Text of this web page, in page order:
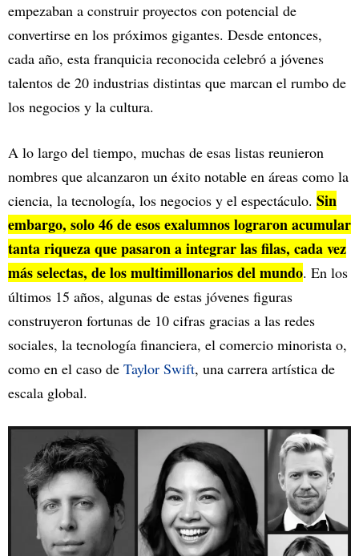
empezaban a construir proyectos con potencial de
convertirse en los próximos gigantes. Desde entonces,
cada año, esta franquicia reconocida celebró a jóvenes
talentos de 20 industrias distintas que marcan el rumbo de
los negocios y la cultura.
A lo largo del tiempo, muchas de esas listas reunieron
nombres que alcanzaron un éxito notable en áreas como la
ciencia, la tecnología, los negocios y el espectáculo. Sin
embargo, solo 46 de esos exalumnos lograron acumular
tanta riqueza que pasaron a integrar las filas, cada vez
más selectas, de los multimillonarios del mundo. En los
últimos 15 años, algunas de estas jóvenes figuras
construyeron fortunas de 10 cifras gracias a las redes
sociales, la tecnología financiera, el comercio minorista o,
como en el caso de Taylor Swift, una carrera artística de
escala global.